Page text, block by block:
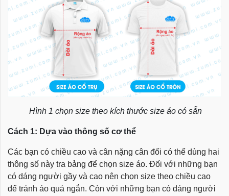
Hình 1 chọn size theo kích thước size áo có sẵn
Cách 1: Dựa vào thông số cơ thể
Các bạn có chiều cao và cân nặng cân đối có thể dùng hai
thông số này tra bảng để chọn size áo. Đối với những bạn
có dáng người gầy và cao nên chọn size theo chiều cao
để tránh áo quá ngắn. Còn với những bạn có dáng người